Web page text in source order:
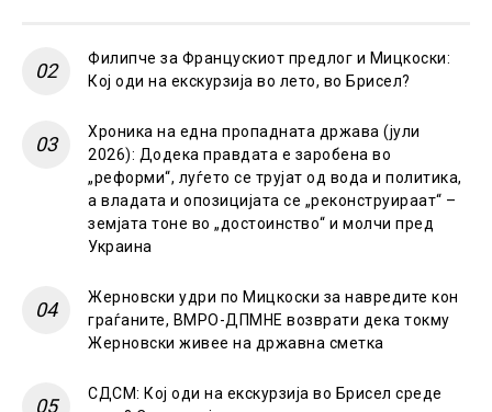
Филипче за Францускиот предлог и Мицкоски:
Кој оди на екскурзија во лето, во Брисел?
Хроника на една пропадната држава (јули
2026): Додека правдата е заробена во
„реформи“, луѓето се трујат од вода и политика,
а владата и опозицијата се „реконструираат“ –
земјата тоне во „достоинство“ и молчи пред
Украина
Жерновски удри по Мицкоски за навредите кон
граѓаните, ВМРО-ДПМНЕ возврати дека токму
Жерновски живее на државна сметка
СДСМ: Кој оди на екскурзија во Брисел среде